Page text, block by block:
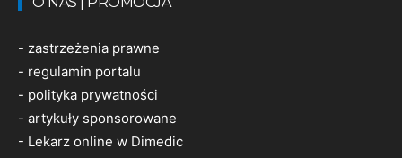
- zastrzeżenia prawne
- regulamin portalu
- polityka prywatności
- artykuły sponsorowane
- Lekarz online w Dimedic